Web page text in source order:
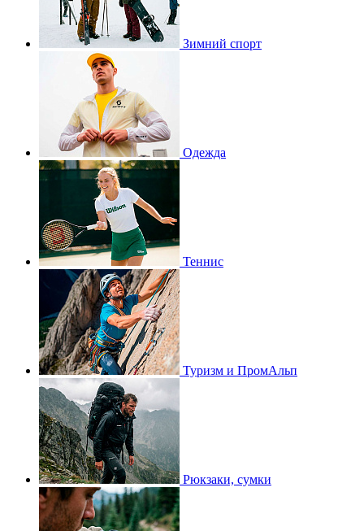
Зимний спорт
Одежда
Теннис
Туризм и ПромАльп
Рюкзаки, сумки